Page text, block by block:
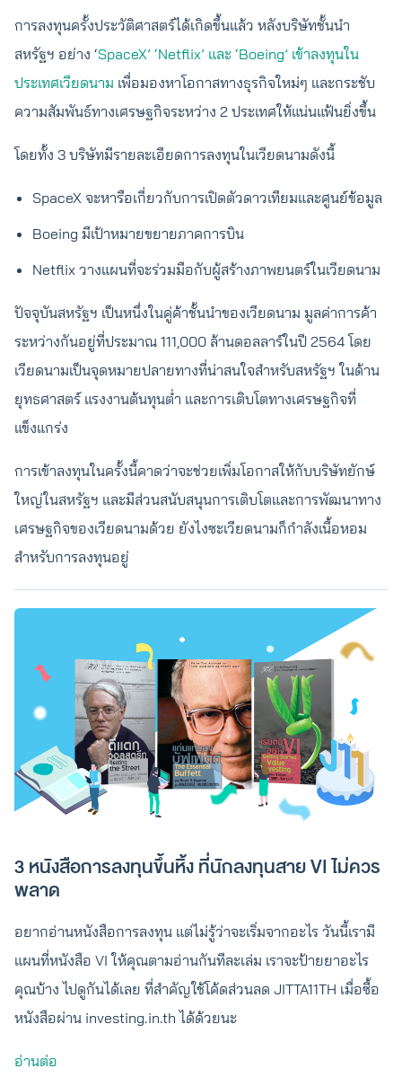
การลงทุนครั้งประวัติศาสตร์ได้เกิดขึ้นแล้ว หลังบริษัทชั้นนำ
สหรัฐฯ อย่าง ‘SpaceX’ ‘Netflix’ และ ‘Boeing’ เข้าลงทุนใน
ประเทศเวียดนาม เพื่อมองหาโอกาสทางธุรกิจใหม่ๆ และกระชับ
ความสัมพันธ์ทางเศรษฐกิจระหว่าง 2 ประเทศให้แน่นแฟ้นยิ่งขึ้น
โดยทั้ง 3 บริษัทมีรายละเอียดการลงทุนในเวียดนามดังนี้
SpaceX จะหารือเกี่ยวกับการเปิดตัวดาวเทียมและศูนย์ข้อมูล
Boeing มีเป้าหมายขยายภาคการบิน
Netflix วางแผนที่จะร่วมมือกับผู้สร้างภาพยนตร์ในเวียดนาม
ปัจจุบันสหรัฐฯ เป็นหนึ่งในคู่ค้าชั้นนำของเวียดนาม มูลค่าการค้า
ระหว่างกันอยู่ที่ประมาณ 111,000 ล้านดอลลาร์ในปี 2564 โดย
เวียดนามเป็นจุดหมายปลายทางที่น่าสนใจสำหรับสหรัฐฯ ในด้าน
ยุทธศาสตร์ แรงงานต้นทุนต่ำ และการเติบโตทางเศรษฐกิจที่
แข็งแกร่ง
การเข้าลงทุนในครั้งนี้คาดว่าจะช่วยเพิ่มโอกาสให้กับบริษัทยักษ์
ใหญ่ในสหรัฐฯ และมีส่วนสนับสนุนการเติบโตและการพัฒนาทาง
เศรษฐกิจของเวียดนามด้วย ยังไงซะเวียดนามก็กำลังเนื้อหอม
สำหรับการลงทุนอยู่
3 หนังสือการลงทุนขึ้นหิ้ง ที่นักลงทุนสาย VI ไม่ควร
พลาด
อยากอ่านหนังสือการลงทุน แต่ไม่รู้ว่าจะเริ่มจากอะไร วันนี้เรามี
แผนที่หนังสือ VI ให้คุณตามอ่านกันทีละเล่ม เราจะป้ายยาอะไร
คุณบ้าง ไปดูกันได้เลย ที่สำคัญใช้โค้ดส่วนลด JITTA11TH เมื่อซื้อ
หนังสือผ่าน investing.in.th ได้ด้วยนะ
อ่านต่อ